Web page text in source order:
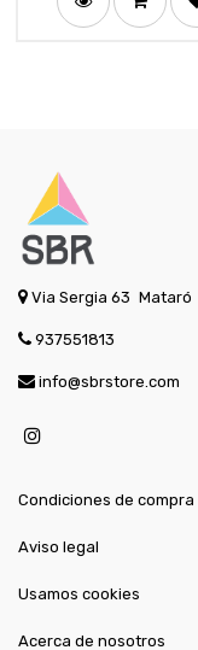
Via Sergia 63 Mataró
937551813
info@sbrstore.com
Condiciones de compra
Aviso legal
Usamos cookies
Acerca de nosotros